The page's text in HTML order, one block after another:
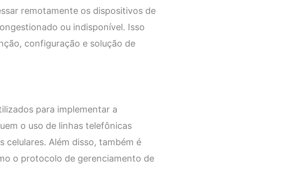
remotamente os dispositivos de
ou indisponível. Isso
configuração e solução de
para implementar a
o uso de linhas telefônicas
celulares. Além disso, também é
o protocolo de gerenciamento de